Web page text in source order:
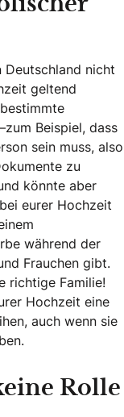
Deutschland nicht
geltend
Beispiel, dass
sein muss, also
zu
könnte aber
eurer Hochzeit
während der
Frauchen gibt.
richtige Familie!
Hochzeit eine
auch wenn sie
Rolle